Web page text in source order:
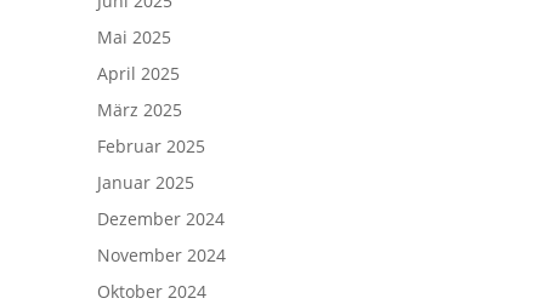
Mai 2025
April 2025
März 2025
Februar 2025
Januar 2025
Dezember 2024
November 2024
Oktober 2024